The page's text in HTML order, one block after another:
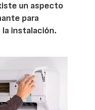
un aspecto
para
instalación.